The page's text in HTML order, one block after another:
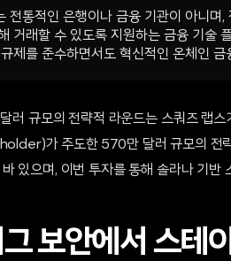
전통적인 은행이나 금융 기관이 아니
거래할 수 있도록 지원하는 금융 기
제를 준수하면서도 혁신적인 온체인 금
러 규모의 전략적 라운드는 스쿼즈 랩
가 주도한 570만 달러 규모의 전
있으며, 이번 투자를 통해 솔라나 기반
보안에서 스테